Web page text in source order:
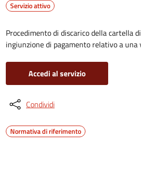
Servizio attivo
Procedimento di discarico della cartella
ingiunzione di pagamento relativo a una
Accedi al servizio
Condividi
Normativa di riferimento